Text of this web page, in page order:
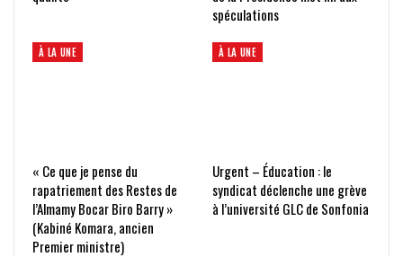
spéculations
À LA UNE
« Ce que je pense du
rapatriement des Restes de
l’Almamy Bocar Biro Barry »
(Kabiné Komara, ancien
Premier ministre)
À LA UNE
Urgent – Éducation : le
syndicat déclenche une grève
à l’université GLC de Sonfonia